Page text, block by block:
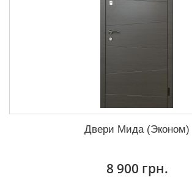
Двери Мида (Эконом)
8 900 грн.